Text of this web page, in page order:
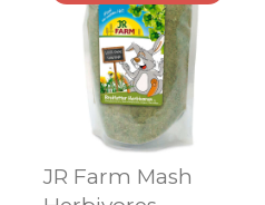
JR Farm Mash